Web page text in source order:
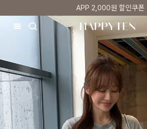
매주 리뷰어 최대 1만원 쿠폰